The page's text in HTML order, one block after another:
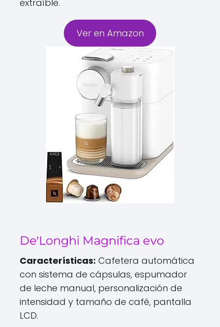
extraíble.
Ver en Amazon
De'Longhi Magnifica evo
Características: Cafetera automática
con sistema de cápsulas, espumador
de leche manual, personalización de
intensidad y tamaño de café, pantalla
LCD.